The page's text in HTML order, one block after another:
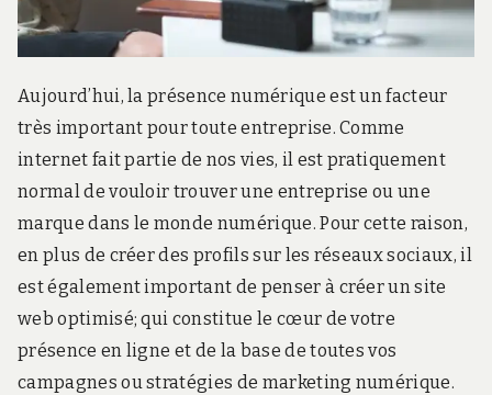
.
f
r
Aujourd’hui, la présence numérique est un facteur
très important pour toute entreprise. Comme
internet fait partie de nos vies, il est pratiquement
normal de vouloir trouver une entreprise ou une
marque dans le monde numérique. Pour cette raison,
en plus de créer des profils sur les réseaux sociaux, il
est également important de penser à créer un site
web optimisé; qui constitue le cœur de votre
présence en ligne et de la base de toutes vos
campagnes ou stratégies de marketing numérique.